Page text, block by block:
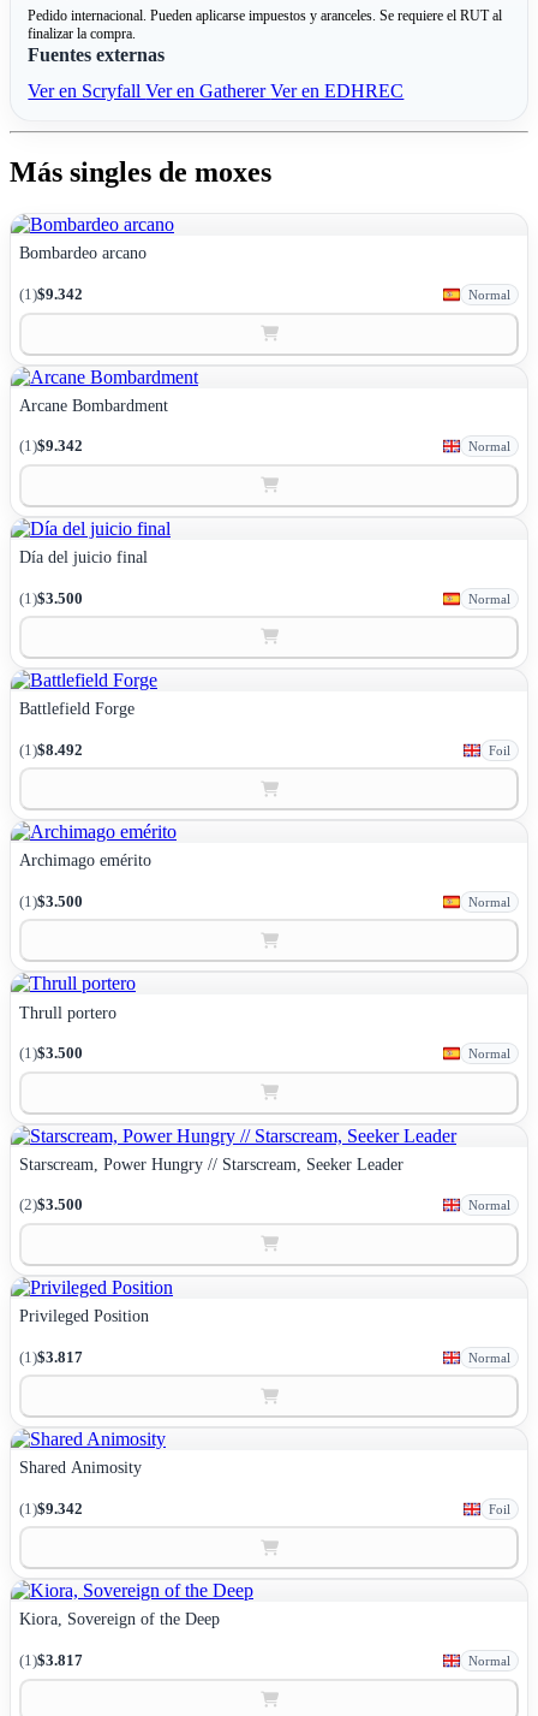
Pedido internacional. Pueden aplicarse impuestos y aranceles. Se requiere el RUT al
finalizar la compra.
Fuentes externas
Ver en ScryfallVer en GathererVer en EDHREC
Más singles de moxes
Bombardeo arcano
(1)$9.342 Normal
Arcane Bombardment
(1)$9.342 Normal
Día del juicio final
(1)$3.500 Normal
Battlefield Forge
(1)$8.492 Foil
Archimago emérito
(1)$3.500 Normal
Thrull portero
(1)$3.500 Normal
Starscream, Power Hungry // Starscream, Seeker Leader
(2)$3.500 Normal
Privileged Position
(1)$3.817 Normal
Shared Animosity
(1)$9.342 Foil
Kiora, Sovereign of the Deep
(1)$3.817 Normal